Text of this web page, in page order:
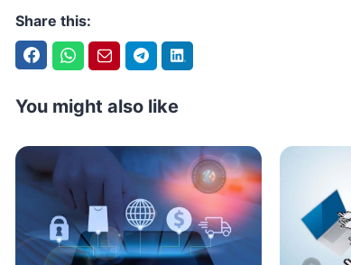
Share this:
You might also like